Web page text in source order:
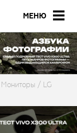
МЕНЮ
Мониторы
LG